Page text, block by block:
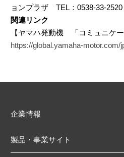
ョンプラザ TEL：0538-33-
関連リンク
【ヤマハ発動機 「コミュニケー
https://global.yamaha-motor.com/
企業情報
製品・事業サイト